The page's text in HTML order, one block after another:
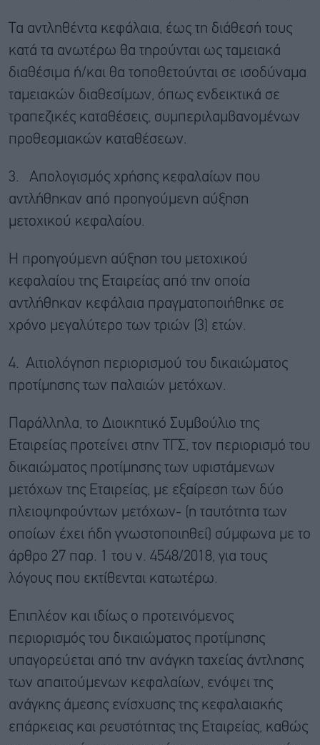
Τα αντληθέντα κεφάλαια, έως τη διάθεσή τους
κατά τα ανωτέρω θα τηρούνται ως ταμειακά
διαθέσιμα ή/και θα τοποθετούνται σε ισοδύναμα
ταμειακών διαθεσίμων, όπως ενδεικτικά σε
τραπεζικές καταθέσεις, συμπεριλαμβανομένων
προθεσμιακών καταθέσεων.
3. ​ Απολογισμός χρήσης κεφαλαίων που
αντλήθηκαν από προηγούμενη αύξηση
μετοχικού κεφαλαίου.
Η προηγούμενη αύξηση του μετοχικού
κεφαλαίου της Εταιρείας από την οποία
αντλήθηκαν κεφάλαια πραγματοποιήθηκε σε
χρόνο μεγαλύτερο των τριών (3) ετών.
4. Αιτιολόγηση περιορισμού του δικαιώματος
προτίμησης των παλαιών μετόχων.
Παράλληλα, το Διοικητικό Συμβούλιο της
Εταιρείας προτείνει στην ΤΓΣ, τον περιορισμό του
δικαιώματος προτίμησης των υφιστάμενων
μετόχων της Εταιρείας, με εξαίρεση των δύο
πλειοψηφούντων μετόχων- (η ταυτότητα των
οποίων έχει ήδη γνωστοποιηθεί) σύμφωνα με το
άρθρο 27 παρ. 1 του ν. 4548/2018, για τους
λόγους που εκτίθενται κατωτέρω.
Επιπλέον και ιδίως ο προτεινόμενος
περιορισμός του δικαιώματος προτίμησης
υπαγορεύεται από την ανάγκη ταχείας άντλησης
των απαιτούμενων κεφαλαίων, ενόψει της
ανάγκης άμεσης ενίσχυσης της κεφαλαιακής
επάρκειας και ρευστότητας της Εταιρείας, καθώς